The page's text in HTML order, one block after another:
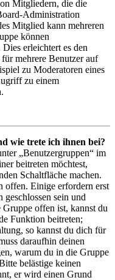
Mitgliedern, die die
Administration
Mitglied kann mehreren
können
erleichtert es den
mehrere Benutzer auf
zu Moderatoren eines
zu einem
wie trete ich ihnen bei?
„Benutzergruppen“ im
beitreten möchtest,
Schaltfläche machen.
offen. Einige erfordern erst
geschlossen sein und
offen ist, kannst du
Funktion beitreten;
so kannst du dich für
daraufhin deinen
warum du in die Gruppe
belästige keinen
er wird einen Grund